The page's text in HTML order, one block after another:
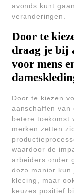
avonds kunt
veranderingen.
Door te
draag je bij
voor mens
Door te kiezen
aanschaffen van
betere toekomst
merken zetten
waardoor de
arbeiders onder
deze manier
kleding, maar
keuzes positief